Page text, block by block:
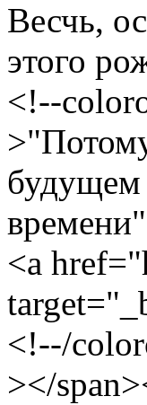
Весчь,
этого
<!--
будущем
<a
<!--/
></